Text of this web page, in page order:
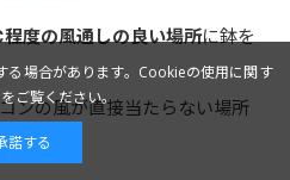
度の風通しの良い場所に鉢を
ンの風が直接当たらない場所
。
場合があります。Cookieの使用に関す
ご覧ください。
諾する